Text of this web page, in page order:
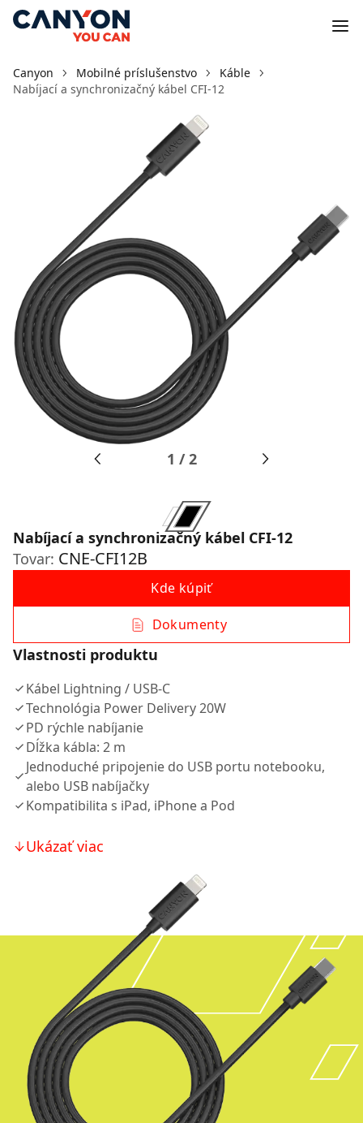
Canyon Mobilné príslušenstvo
Káble
Nabíjací a synchronizačný kábel CFI-12
1 /2
Nabíjací a synchronizačný kábel CFI-12
Tovar: CNE-CFI12B
Kde kúpiť
Dokumenty
Vlastnosti produktu
Kábel Lightning / USB-C
Technológia Power Delivery 20W
PD rýchle nabíjanie
Dĺžka kábla: 2 m
Jednoduché pripojenie do USB portu notebooku,
alebo USB nabíjačky
Kompatibilita s iPad, iPhone a Pod
Ukázať viac